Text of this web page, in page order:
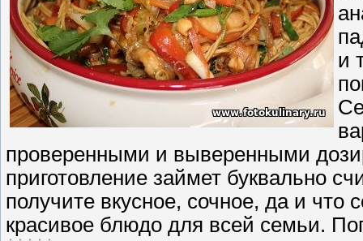
и
проверенными и выверенными
приготовление займет буквально
получите вкусное, сочное, да и что
красивое блюдо для всей семьи.